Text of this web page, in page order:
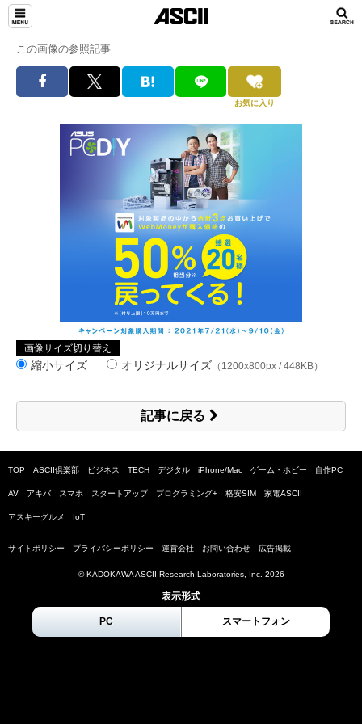
この画像の参照記事
お気に入り
画像サイズ切り替え
縮小サイズ オリジナルサイズ （1200x800px / 448KB）
記事に戻る
TOP ASCII倶楽部 ビジネス TECH デジタル iPhone/Mac ゲーム・ホビー 自作PC
AV アキバ スマホ スタートアップ プログラミング+ 格安SIM 家電ASCII
アスキーグルメ IoT
サイトポリシー プライバシーポリシー 運営会社 お問い合わせ 広告掲載
© KADOKAWA ASCII Research Laboratories, Inc. 2026
表示形式
PC スマートフォン